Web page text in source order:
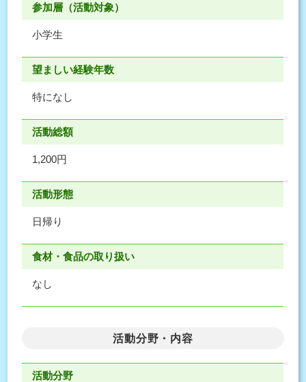
参加層（活動対象）
小学生
望ましい経験年数
特になし
活動総額
1,200円
活動形態
日帰り
食材・食品の取り扱い
なし
活動分野・内容
活動分野